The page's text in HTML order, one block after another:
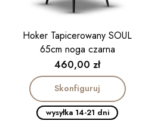
Hoker Tapicerowany SOUL
65cm noga czarna
Cena
460,00 zł
Skonfiguruj
wysyłka 14-21 dni